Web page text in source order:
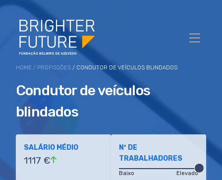
HOME / PROFISSÕES / CONDUTOR DE VEÍCULOS BLINDADOS
Condutor de veículos
blindados
SALÁRIO MÉDIO
1117 €
Nº DE
TRABALHADORES
Baixo Elevado